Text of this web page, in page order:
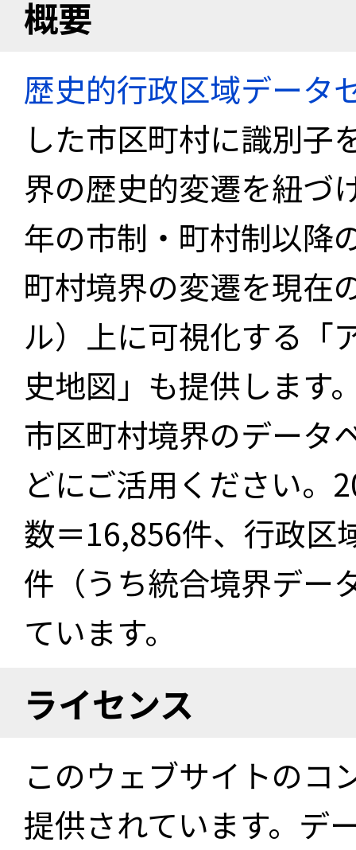
概要
歴史的行政区域データ
した市区町村に識別子
界の歴史的変遷を紐づ
年の市制・町村制以降
町村境界の変遷を現在
ル）上に可視化する「
史地図」も提供します
市区町村境界のデータ
どにご活用ください。
数＝16,856件、行政区
件（うち統合境界デー
ています。
ライセンス
このウェブサイトのコ
提供されています。デ